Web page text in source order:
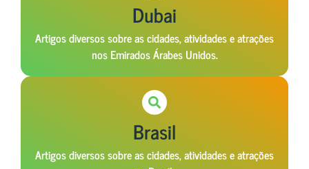
Dubai
Artigos diversos sobre as cidades, atividades e atrações
nos Emirados Árabes Unidos.
Brasil
Artigos diversos sobre as cidades, atividades e atrações